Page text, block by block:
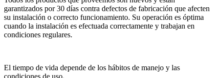
garantizados por 30 días contra defectos de fabricación que afecten
su instalación o correcto funcionamiento. Su operación es óptima
cuando la instalación es efectuada correctamente y trabajan en
condiciones regulares.
El tiempo de vida depende de los hábitos de manejo y las
condiciones de uso.